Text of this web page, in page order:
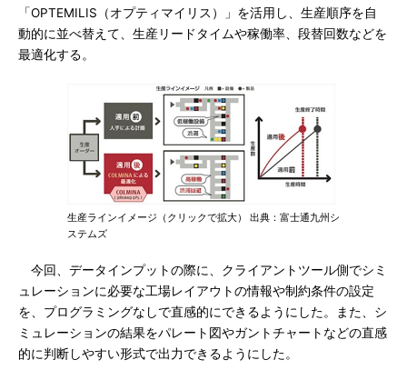
「OPTEMILIS（オプティマイリス）」を活用し、生産順序を自
動的に並べ替えて、生産リードタイムや稼働率、段替回数などを
最適化する。
生産ラインイメージ（クリックで拡大） 出典：富士通九州シ
ステムズ
今回、データインプットの際に、クライアントツール側でシミ
ュレーションに必要な工場レイアウトの情報や制約条件の設定
を、プログラミングなしで直感的にできるようにした。また、シ
ミュレーションの結果をパレート図やガントチャートなどの直感
的に判断しやすい形式で出力できるようにした。